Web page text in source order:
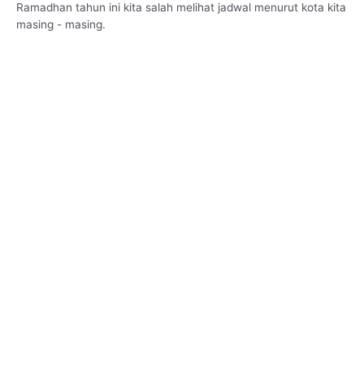
Ramadhan tahun ini kita salah melihat jadwal menurut kota kita
masing - masing.